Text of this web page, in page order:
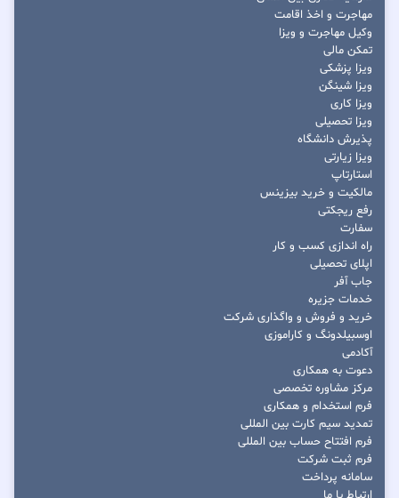
مهاجرت و اخذ اقامت
وکیل مهاجرت و ویزا
تمکن مالی
ویزا پزشکی
ویزا شینگن
ویزا کاری
ویزا تحصیلی
پذیرش دانشگاه
ویزا زیارتی
استارتاپ
مالکیت و خرید بیزینس
رفع ریجکتی
سفارت
راه اندازی کسب و کار
اپلای تحصیلی
جاب آفر
خدمات جزیره
خرید و فروش و واگذاری شرکت
اوسبیلدونگ و کاراموزی
آکادمی
دعوت به همکاری
مرکز مشاوره تخصصی
فرم استخدام و همکاری
تمدید سیم کارت بین المللی
فرم افتتاح حساب بین المللی
فرم ثبت شرکت
سامانه پرداخت